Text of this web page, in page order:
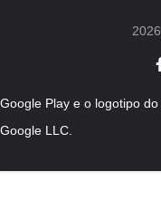
Google Play e o logotipo
Google LLC.